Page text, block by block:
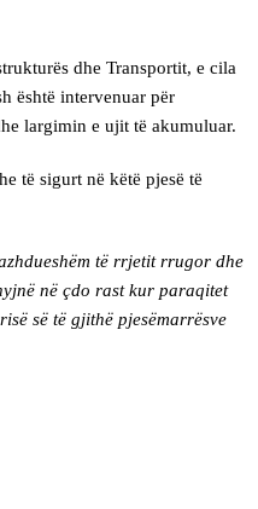
dhe Transportit, e cila
është intervenuar për
largimin e ujit të akumuluar.
të sigurt në këtë pjesë të
të rrjetit rrugor dhe
në çdo rast kur paraqitet
së të gjithë pjesëmarrësve